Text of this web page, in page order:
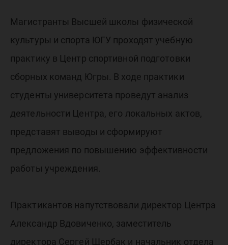
команд
Югры
Магистранты Высшей школы физической
культуры и спорта ЮГУ проходят учебную
практику в Центр спортивной подготовки
сборных команд Югры. В ходе практики
студенты университета проведут анализ
деятельности Центра, его локальных актов,
представят выводы и сформируют
предложения по повышению эффективности
работы учреждения.
Практикантов напутствовали директор Центра
Александр Вдовиченко, заместитель
директора Сергей Щербак и начальник отдела